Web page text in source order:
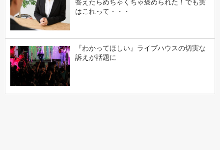
答えたらめちゃくちゃ褒められた！でも実
はこれって・・・
『わかってほしい』ライブハウスの切実な
訴えが話題に